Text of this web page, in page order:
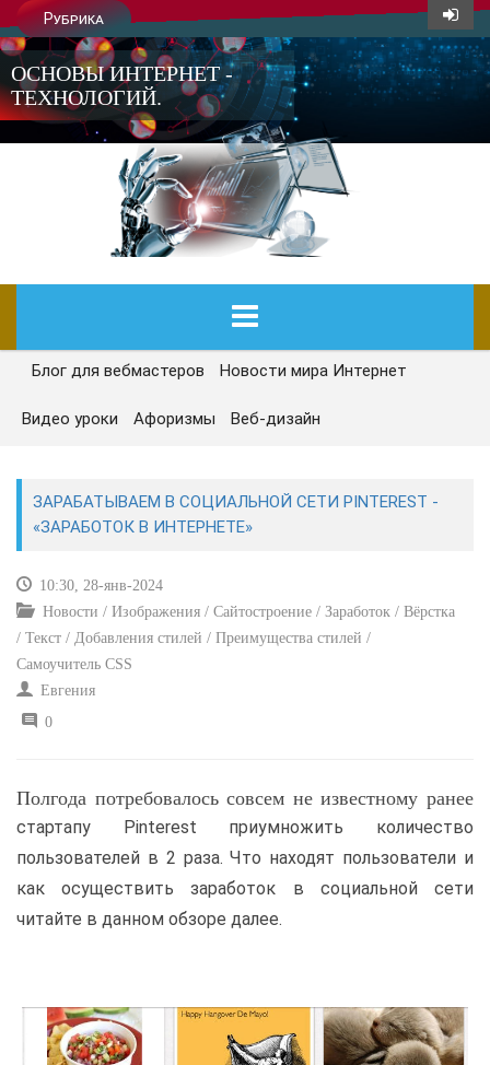
Рубрика
ОСНОВЫ ИНТЕРНЕТ -
ТЕХНОЛОГИЙ.
ГЛАВНАЯ
СЕГОДНЯ
РЕМОНТ И СОВЕТЫ
ИНТЕРНЕТ И СВЯЗЬ
Блог для вебмастеров Новости мира Интернет
Видео уроки Афоризмы Веб-дизайн
ЗАРАБАТЫВАЕМ В СОЦИАЛЬНОЙ СЕТИ PINTEREST -
«ЗАРАБОТОК В ИНТЕРНЕТЕ»
10:30, 28-янв-2024
Новости / Изображения / Сайтостроение / Заработок / Вёрстка
/ Текст / Добавления стилей / Преимущества стилей /
Самоучитель CSS
Евгения
0
Полгода потребовалось совсем не известному ранее
стартапу Pinterest приумножить количество
пользователей в 2 раза. Что находят пользователи и
как осуществить заработок в социальной сети
читайте в данном обзоре далее.